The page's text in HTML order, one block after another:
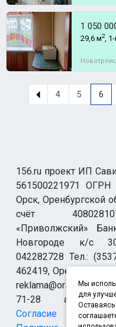
1 050
29,6 м2,
4 5 6
156.ru проект ИП
561500221971 ОГРН
Орск, Оренбургской
счёт
«Приволжский»
Новгороде к/с
042282728 Тел.:
462419,
reklama@orsk.ru
71-28
Согласие на
Мы
для